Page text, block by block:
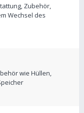
Zubehör,
Wechsel des
wie Hüllen,